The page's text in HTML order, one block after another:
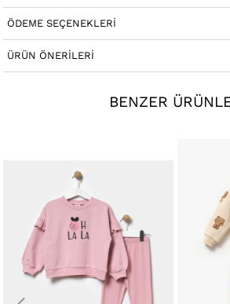
ÖDEME SEÇENEKLERI
ÜRÜN ÖNERILERI
BENZER